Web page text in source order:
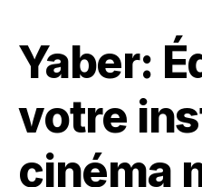
Yaber:
votre
cinéma